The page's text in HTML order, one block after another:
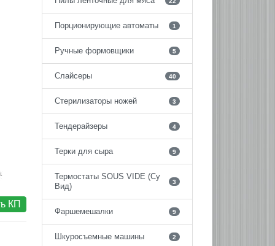
КП
Порционирующие автоматы 1
Ручные формовщики 5
Слайсеры 40
Стерилизаторы ножей 3
Тендерайзеры 4
Терки для сыра 9
Термостаты SOUS VIDE (Су
Вид)
3
Фаршемешалки 9
Шкуросъемные машины 2